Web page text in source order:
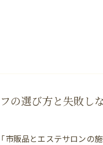
の選び方と失敗し
市販品とエステサロンの